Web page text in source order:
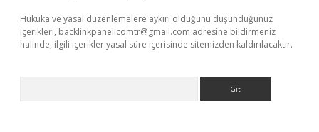
Hukuka ve yasal düzenlemelere aykırı olduğunu düşündüğünüz
içerikleri, backlinkpanelicomtr@gmail.com adresine bildirmeniz
halinde, ilgili içerikler yasal süre içerisinde sitemizden kaldırılacaktır.